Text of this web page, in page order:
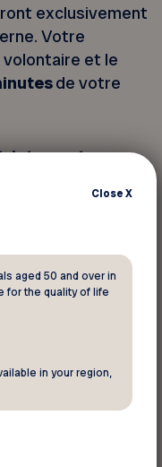
exclusivement
Votre
et le
de votre
à la FADOQ,
Les
être diffusés
globales,
les
à certaines
participation
vous rend
CloseX
aged 50 and over in
for the quality of life
in your region,